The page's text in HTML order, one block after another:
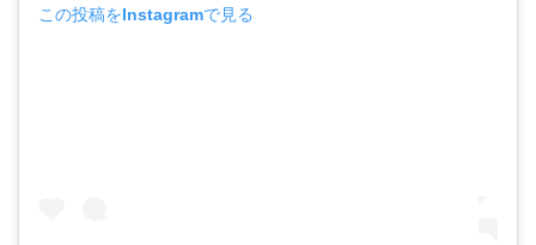
この投稿をInstagramで見る